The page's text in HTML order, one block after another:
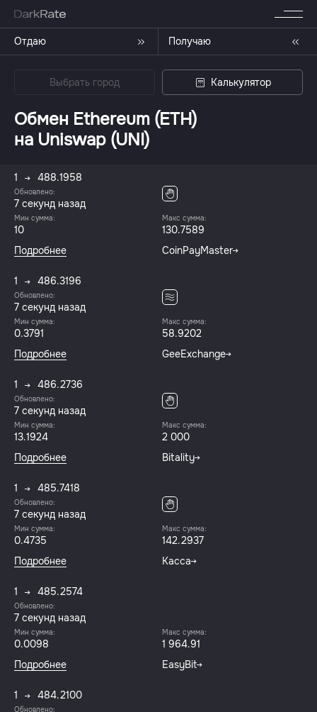
Отдаю Получаю
Выбрать город Калькулятор
Обмен Ethereum (ETH)
на Uniswap (UNI)
1 488.1958
Обновлено:
8 секунд назад
Мин сумма:
10
Макс сумма:
130.7589
Подробнее
CoinPayMaster
1 486.3196
Обновлено:
8 секунд назад
Мин сумма:
0.3791
Макс сумма:
58.9202
Подробнее
GeeExchange
1 486.2736
Обновлено:
8 секунд назад
Мин сумма:
13.1924
Макс сумма:
2 000
Подробнее
Bitality
1 485.7418
Обновлено:
8 секунд назад
Мин сумма:
0.4735
Макс сумма:
142.2937
Подробнее
Касса
1 485.2574
Обновлено:
8 секунд назад
Мин сумма:
0.0098
Макс сумма:
1 964.91
Подробнее
EasyBit
1 484.2100
Обновлено: